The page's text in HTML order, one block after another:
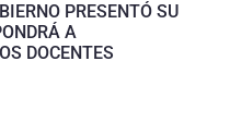
PRESENTÓ SU
A
DOCENTES